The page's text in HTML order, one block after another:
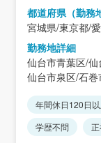
都道府県（勤務
宮城県/東京都/
勤務地詳細
仙台市青葉区/
仙台市泉区/石
ヶ宿町/大河原町
町/松島町/七ヶ
麻町/加美町/涌
年間休日120日
学歴不問